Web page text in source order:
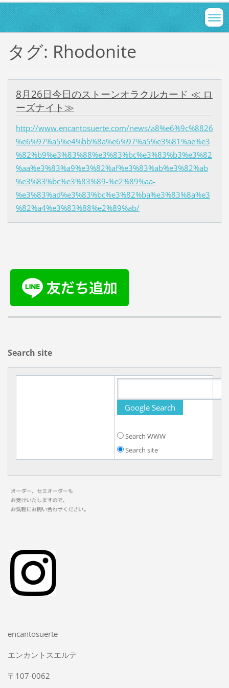
タグ: Rhodonite
8月26日今日のストーンオラクルカード ≪ ロ
ーズナイト≫
http://www.encantosuerte.com/news/a8%e6%9c%8826
%e6%97%a5%e4%bb%8a%e6%97%a5%e3%81%ae%e3
%82%b9%e3%83%88%e3%83%bc%e3%83%b3%e3%82
%aa%e3%83%a9%e3%82%af%e3%83%ab%e3%82%ab
%e3%83%bc%e3%83%89-%e2%89%aa-
%e3%83%ad%e3%83%bc%e3%82%ba%e3%83%8a%e3
%82%a4%e3%83%88%e2%89%ab/
Search site
Search WWW
Search site
encantosuerte
エンカントスエルテ
〒107-0062